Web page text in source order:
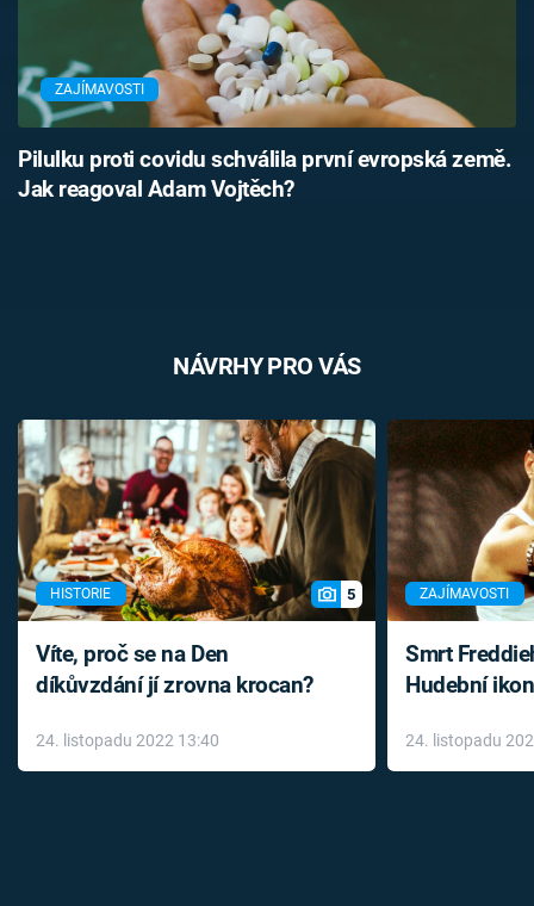
ZAJÍMAVOSTI
Pilulku proti covidu schválila první evropská země.
Jak reagoval Adam Vojtěch?
NÁVRHY PRO VÁS
HISTORIE 5
Víte, proč se na Den
díkůvzdání jí zrovna krocan?
24. listopadu 2022 13:40
ZAJÍMAVOSTI
Smrt
Hudební
léky
24. listopadu